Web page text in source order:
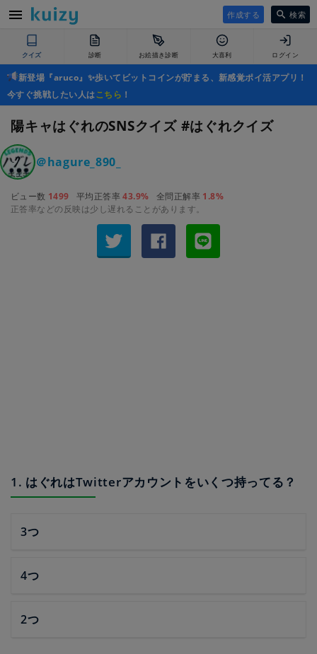
作成する 検索
クイズ 診断 お絵描き診断 大喜利 ログイン
新登場『aruco』✨歩いてビットコインが貯まる、新感覚ポイ活アプリ！
今すぐ挑戦したい人はこちら ！
陽キャはぐれのSNSクイズ #はぐれクイズ
＠hagure_890_
ビュー数 1499 平均正答率43.9% 全問正解率 1.8%
正答率などの反映は少し遅れることがあります。
1. はぐれはTwitterアカウントをいくつ持ってる？
3つ
4つ
2つ